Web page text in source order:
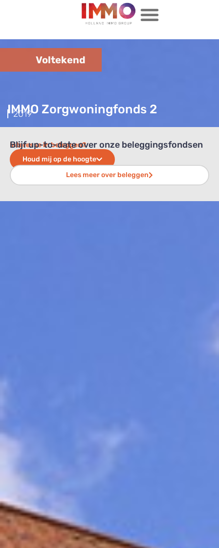
IMMO Zorgwoningfonds 2
2019
Voltekend
Interesse in beleggen?
Blijf up-to-date over onze beleggingsfondsen
Houd mij op de hoogte
Lees meer over beleggen